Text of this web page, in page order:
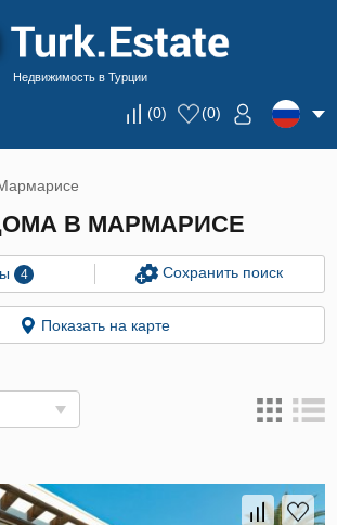
Недвижимость в Турции
(0) (0)
В МАРМАРИСЕ
4 Сохранить поиск
Показать на карте